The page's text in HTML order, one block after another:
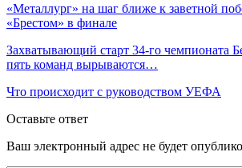
«Металлург» на шаг ближе к заветной
«Брестом» в финале
Захватывающий старт 34-го чемпионата
пять команд вырываются…
Что происходит с руководством УЕФА
Оставьте ответ
Ваш электронный адрес не будет